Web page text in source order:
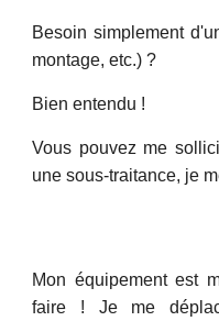
Besoin simplement
montage, etc.) ?
Bien entendu !
Vous pouvez me
une sous-traitance, je
Mon équipement est
faire ! Je me